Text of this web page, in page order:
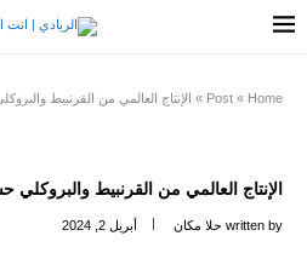
Home
»
Post
» الإنتاج العالمي من القرنبيط
الإنتاج العالمي من القرنبيط والبروكلي
written by حلا مكان أبريل 2, 2024